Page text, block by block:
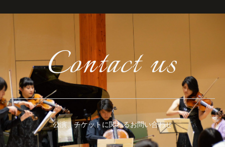
Contact us
公演、チケットに関わるお問い合わせ